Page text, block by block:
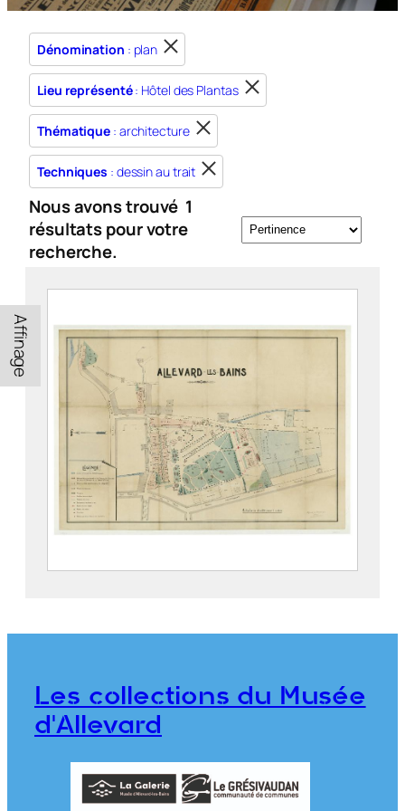
Dénomination : plan
Lieu représenté: Hôtel des Plantas
Thématique : architecture
Techniques : dessin au trait
Nous avons trouvé 1
résultats pour votre
recherche.
Affinage
Parc thermal d’Allevard
Les collections du Musée
d'Allevard